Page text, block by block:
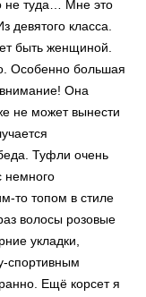
не туда… Мне это
девятого класса.
быть женщиной.
Особенно большая
внимание! Она
не может вынести
Туфли очень
немного
то топом в стиле
волосы розовые
укладки,
спортивным
Ещё корсет я